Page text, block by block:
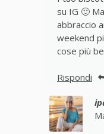
su IG 🙂
abbraccio
weekend
cose più
Rispondi